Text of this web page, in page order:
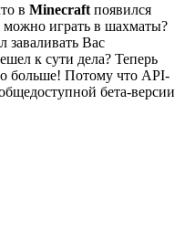
в Minecraft появился
играть в шахматы?
заваливать Вас
к сути дела? Теперь
больше! Потому что API-
бета-версии